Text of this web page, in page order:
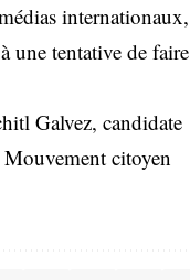
internationaux,
une tentative de faire
Galvez, candidate
citoyen